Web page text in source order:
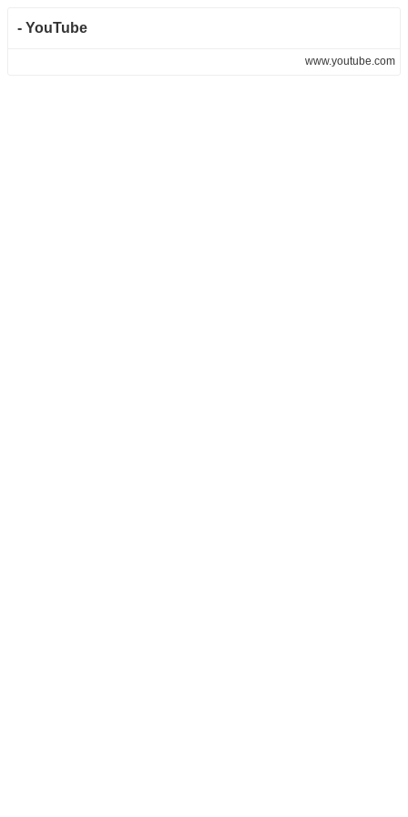
- YouTube
www.youtube.com